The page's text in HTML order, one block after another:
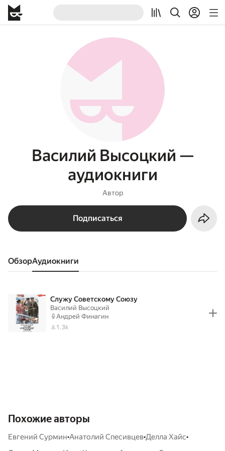
Василий Высоцкий —
аудиокниги
Автор
Подписаться
Обзор аудиокниги
Служу Советскому Союзу
Василий Высоцкий
Андрей Финагин
1.3k
Похожие авторы
Евгений Сурмин•Анатолий Спесивцев•Делла Хайс•